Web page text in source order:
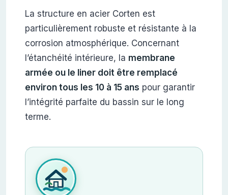
La structure en acier Corten est
particulièrement robuste et résistante à la
corrosion atmosphérique. Concernant
l’étanchéité intérieure, la membrane
armée ou le liner doit être remplacé
environ tous les 10 à 15 ans pour garantir
l’intégrité parfaite du bassin sur le long
terme.